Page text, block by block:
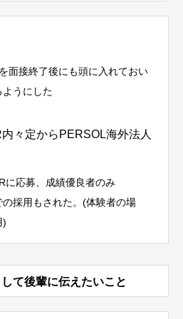
面接終了後にも頭に入れておい
うにした
々定からPERSOL海外法人
に応募、成績優良者のみ
採用もされた。(体験者の場
)
て後輩に伝えたいこと